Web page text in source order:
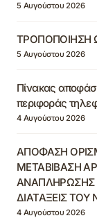
5 Αυγούστου 2026
ΤΡΟΠΟΠΟΙΗΣΗ
5 Αυγούστου 2026
Πίνακας
περιφοράς
4 Αυγούστου 2026
ΑΠΟΦΑΣΗ
ΜΕΤΑΒΙΒΑΣΗ
ΑΝΑΠΛΗΡΩΣΗΣ
ΔΙΑΤΑΞΕΙΣ ΤΟΥ
4 Αυγούστου 2026